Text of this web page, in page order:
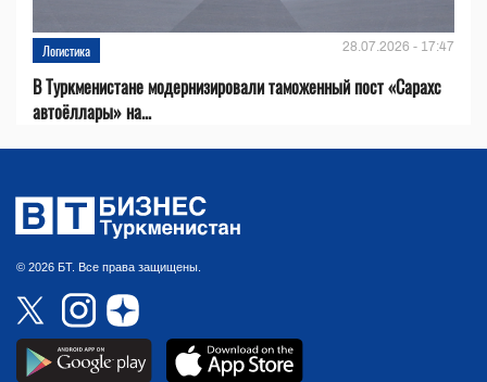
Логистика 28.07.2026 - 17:47
В Туркменистане модернизировали таможенный пост «Сарахс
автоёллары» на...
© 2026 БТ. Все права защищены.